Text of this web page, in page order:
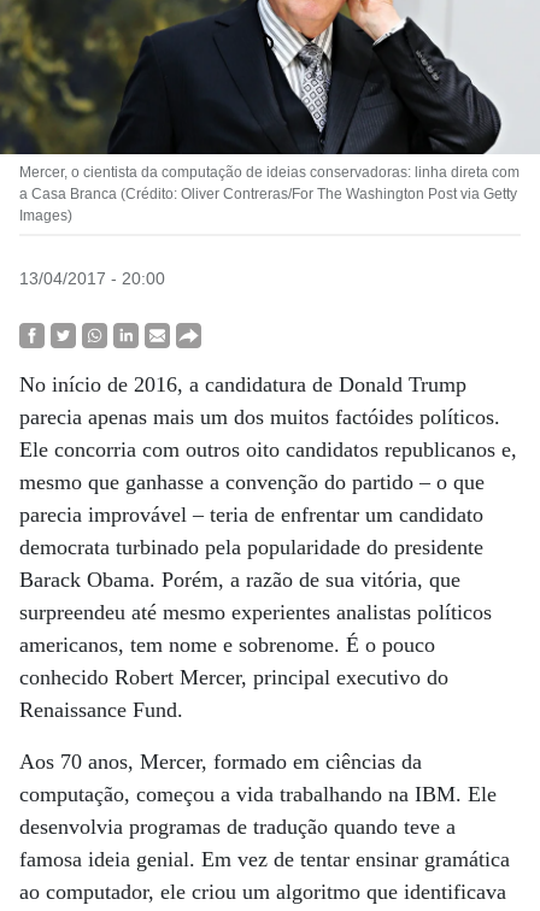
Mercer, o cientista da computação de ideias conservadoras: linha direta com
a Casa Branca (Crédito: Oliver Contreras/For The Washington Post via Getty
Images)
13/04/2017 - 20:00
No início de 2016, a candidatura de Donald Trump
parecia apenas mais um dos muitos factóides políticos.
Ele concorria com outros oito candidatos republicanos e,
mesmo que ganhasse a convenção do partido – o que
parecia improvável – teria de enfrentar um candidato
democrata turbinado pela popularidade do presidente
Barack Obama. Porém, a razão de sua vitória, que
surpreendeu até mesmo experientes analistas políticos
americanos, tem nome e sobrenome. É o pouco
conhecido Robert Mercer, principal executivo do
Renaissance Fund.
Aos 70 anos, Mercer, formado em ciências da
computação, começou a vida trabalhando na IBM. Ele
desenvolvia programas de tradução quando teve a
famosa ideia genial. Em vez de tentar ensinar gramática
ao computador, ele criou um algoritmo que identificava